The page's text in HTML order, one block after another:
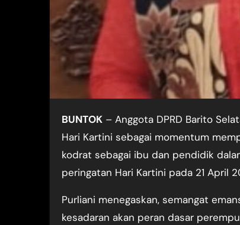
BUNTOK – Anggota DPRD Barito
Hari Kartini sebagai momentum
kodrat sebagai ibu dan pendidik
peringatan Hari Kartini pada 21 April
Purliani menegaskan, semangat
kesadaran akan peran dasar